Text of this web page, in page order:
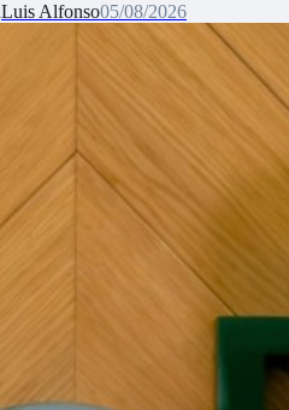
Luis Alfonso05/08/2026